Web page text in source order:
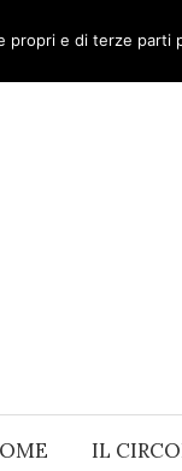
IL
propri e di terze parti